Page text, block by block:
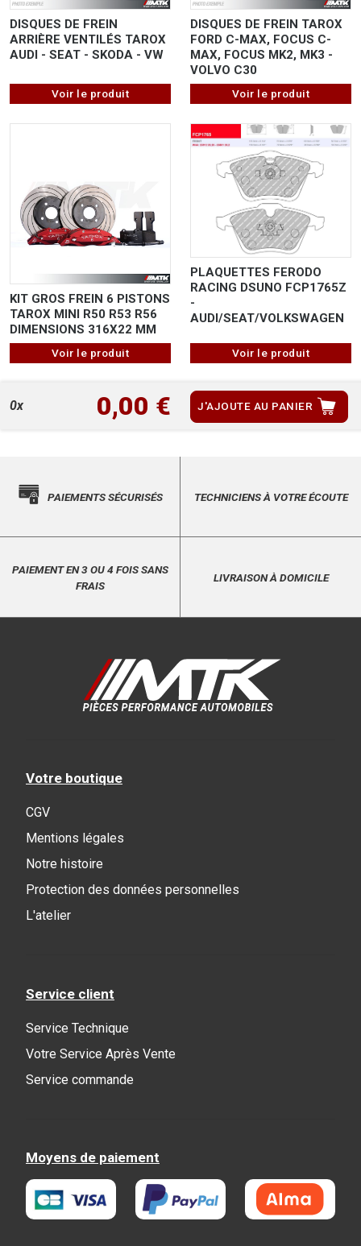
DISQUES DE FREIN
ARRIÈRE VENTILÉS TAROX
AUDI - SEAT - SKODA - VW
Voir le produit
DISQUES DE FREIN TAROX
FORD C-MAX, FOCUS C-
MAX, FOCUS MK2, MK3 -
VOLVO C30
Voir le produit
KIT GROS FREIN 6 PISTONS
TAROX MINI R50 R53 R56
DIMENSIONS 316X22 MM
Voir le produit
PLAQUETTES FERODO
RACING DSUNO FCP1765Z
-
AUDI/SEAT/VOLKSWAGEN
Voir le produit
0x 0,00 € J'AJOUTE AU PANIER
PAIEMENTS SÉCURISÉS TECHNICIENS À VOTRE ÉCOUTE
PAIEMENT EN 3 OU 4 FOIS SANS
FRAIS
LIVRAISON À DOMICILE
Votre boutique
CGV
Mentions légales
Notre histoire
Protection des données personnelles
L'atelier
Service client
Service Technique
Votre Service Après Vente
Service commande
Moyens de paiement